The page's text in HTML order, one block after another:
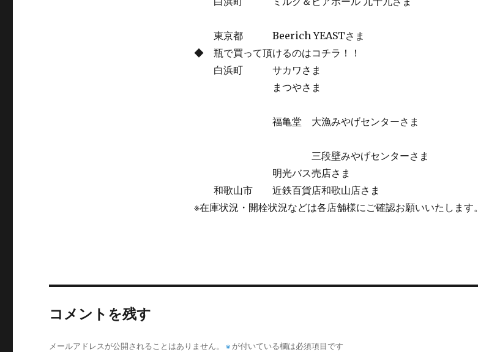
東京都 Beerich YEASTさま
◆ 瓶で買って頂けるのはコチラ！！
白浜町 サカワさま
まつやさま
福亀堂 大漁みやげセンターさま
三段壁みやげセンターさま
明光バス売店さま
和歌山市 近鉄百貨店和歌山店さま
※在庫状況・開栓状況などは各店舗様にご確認お願いいたします。
コメントを残す
メールアドレスが公開されることはありません。 ※ が付いている欄は必須項目です